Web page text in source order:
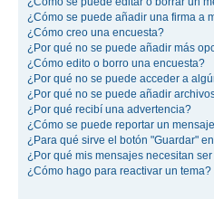
¿Cómo se puede añadir una firma a
¿Cómo creo una encuesta?
¿Por qué no se puede añadir más
¿Cómo edito o borro una encuesta?
¿Por qué no se puede acceder a
¿Por qué no se puede añadir
¿Por qué recibí una advertencia?
¿Cómo se puede reportar un
¿Para qué sirve el botón "Guardar"
¿Por qué mis mensajes necesitan
¿Cómo hago para reactivar un tema?